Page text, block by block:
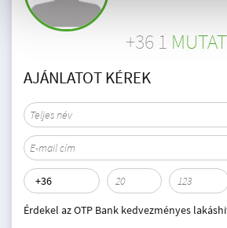
+36 1 MUTAT
AJÁNLATOT KÉREK
Érdekel az OTP Bank kedvezményes